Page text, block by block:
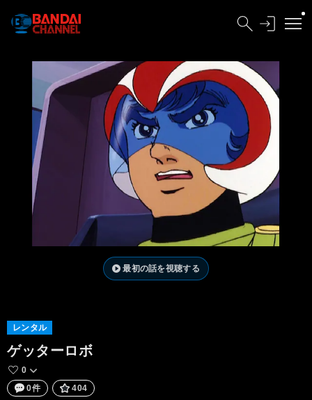
最初の話を視聴する
レンタル
ゲッターロボ
0
0件
404